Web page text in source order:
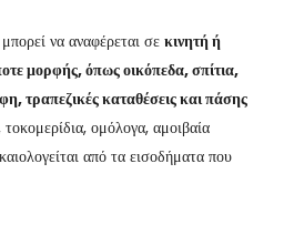
να αναφέρεται σε κινητή ή
μορφής, όπως οικόπεδα, σπίτια,
τραπεζικές καταθέσεις και πάσης
ομόλογα, αμοιβαία
από τα εισοδήματα που